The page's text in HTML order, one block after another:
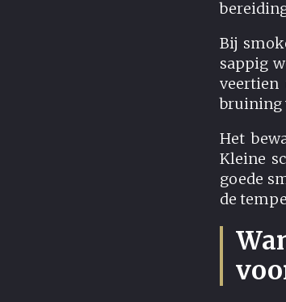
Bij
sappig
bruining
Het
Kleine
goede
de